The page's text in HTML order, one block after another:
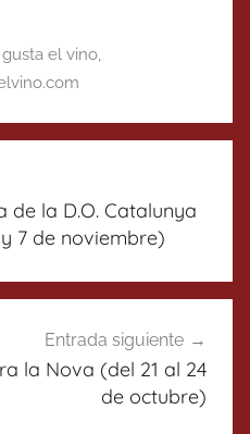
el vino,
la D.O. Catalunya
7 de noviembre)
Entrada siguiente
la Nova (del 21 al 24
de octubre)